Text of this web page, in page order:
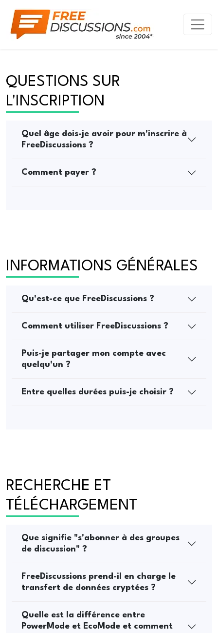
QUESTIONS SUR
L'INSCRIPTION
Quel âge dois-je avoir pour m'inscrire à
FreeDiscussions ?
Comment payer ?
INFORMATIONS GÉNÉRALES
Qu'est-ce que FreeDiscussions ?
Comment utiliser FreeDiscussions ?
Puis-je partager mon compte avec
quelqu'un ?
Entre quelles durées puis-je choisir ?
RECHERCHE ET
TÉLÉCHARGEMENT
Que signifie "s'abonner à des groupes
de discussion" ?
FreeDiscussions prend-il en charge le
transfert de données cryptées ?
Quelle est la différence entre
PowerMode et EcoMode et comment